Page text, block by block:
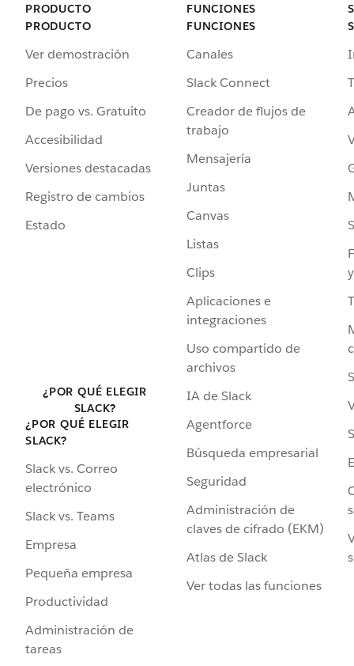
PRODUCTO
PRODUCTO
Ver demostración
Precios
De pago vs. Gratuito
Accesibilidad
Versiones destacadas
Registro de cambios
Estado
¿POR QUÉ ELEGIR
SLACK?
¿POR QUÉ ELEGIR
SLACK?
Slack vs. Correo
electrónico
Slack vs. Teams
Empresa
Pequeña empresa
Productividad
Administración de
tareas
FUNCIONES
FUNCIONES
Canales
Slack Connect
Creador de flujos de
trabajo
Mensajería
Juntas
Canvas
Listas
Clips
Aplicaciones e
integraciones
Uso compartido de
archivos
IA de Slack
Agentforce
Búsqueda empresarial
Seguridad
Administración de
claves de cifrado (EKM)
Atlas de Slack
Ver todas las funciones